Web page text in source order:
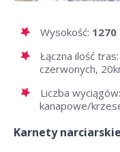
Wysokość: 1270
Łączna ilość tras:
czerwonych,
Liczba wyciągów:
kanapowe/
Karnety narciarskie